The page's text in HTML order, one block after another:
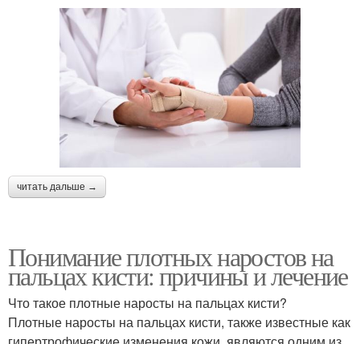
читать дальше →
Понимание плотных наростов на
пальцах кисти: причины и лечение
Что такое плотные наросты на пальцах кисти?
Плотные наросты на пальцах кисти, также известные как